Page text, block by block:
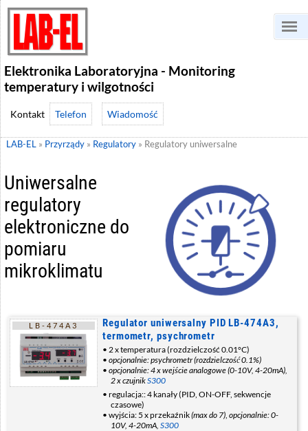
Elektronika Laboratoryjna - Monitoring
temperatury i wilgotności
Telefon Wiadomość
LAB-EL » Przyrządy » Regulatory » Regulatory uniwersalne
Uniwersalne
regulatory
elektroniczne do
pomiaru
mikroklimatu
LB-474A3
Regulator uniwersalny PID LB-474A3,
termometr, psychrometr
2 x temperatura (rozdzielczość 0.01°C)
opcjonalnie: psychrometr (rozdzielczość 0.1%)
opcjonalnie: 4 x wejście analogowe (0-10V, 4-20mA),
2 x czujnikS300
regulacja:: 4 kanały (PID, ON-OFF, sekwencje
czasowe)
wyjścia: 5 x przekaźnik(max do 7), opcjonalnie: 0-
10V, 4-20mA, S300